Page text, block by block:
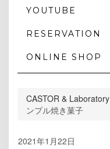
YOUTUBE
RESERVATION
ONLINE SHOP
CASTOR & Laboratory
ンプル焼き菓子
2021年1月22日